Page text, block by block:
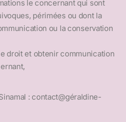
le concernant qui sont
périmées ou dont la
ou la conservation
droit et obtenir communication
: contact@géraldine-